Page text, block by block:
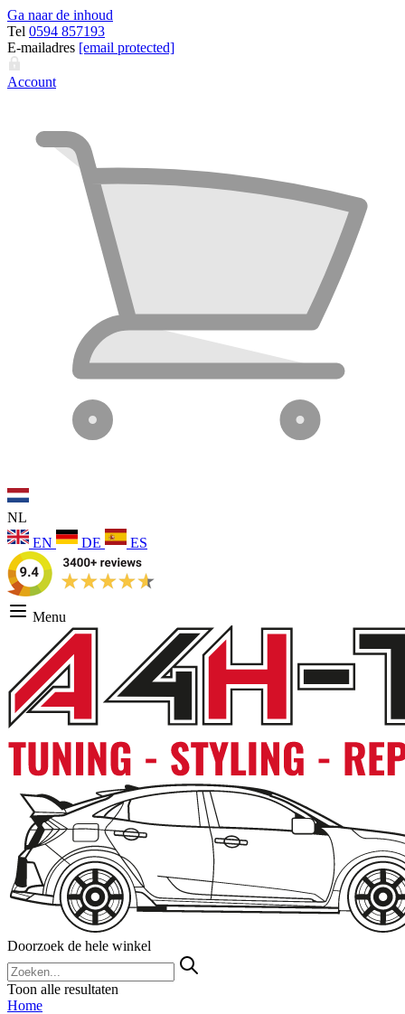
Ga naar de inhoud
Tel 0594 857193
E-mailadres [email protected]
Account
NL
EN
DE ES
Menu
Doorzoek de hele winkel
Toon alle resultaten
Home